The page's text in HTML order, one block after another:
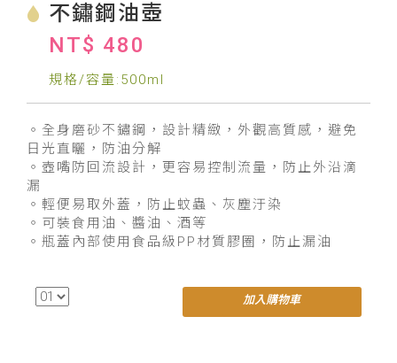
不鏽鋼油壺
NT$ 480
規格/容量:500ml
。全身磨砂不鏽鋼，設計精緻，外觀高質感，避免
日光直曬，防油分解
。壺嘴防回流設計，更容易控制流量，防止外沿滴
漏
。輕便易取外蓋，防止蚊蟲、灰塵汙染
。可裝食用油、醬油、酒等
。瓶蓋內部使用食品級PP材質膠圈，防止漏油
加入購物車